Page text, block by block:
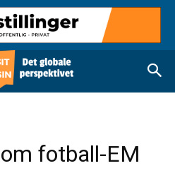
fotball-EM